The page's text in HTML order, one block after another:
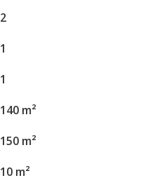
2
1
1
140 m²
150 m²
10 m²